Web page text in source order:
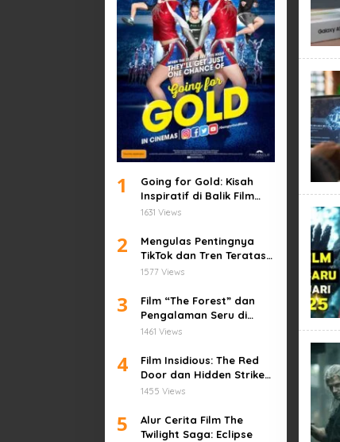
1
Going for Gold: Kisah
Inspiratif di Balik Film
Olahraga
1631 Views
2
Mengulas Pentingnya
TikTok dan Tren Teratas
2023
1577 Views
3
Film “The Forest” dan
Pengalaman Seru di
Dalamnya
1461 Views
4
Film Insidious: The Red
Door dan Hidden Strike
akan segera tayang
sinopsisnya di sini!
1455 Views
5
Alur Cerita Film The
Twilight Saga: Eclipse